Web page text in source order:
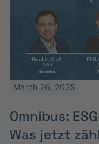
March 26, 2025
Omnibus:
Was jetzt